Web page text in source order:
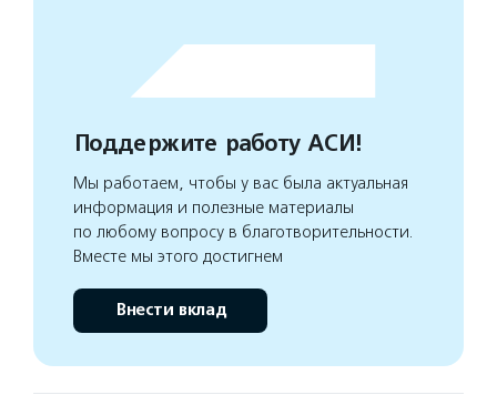
Поддержите работу АСИ!
Мы работаем, чтобы у вас была актуальная
информация и полезные материалы
по любому вопросу в благотворительности.
Вместе мы этого достигнем
Внести вклад